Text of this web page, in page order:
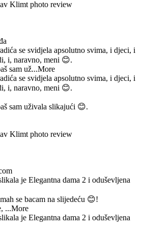
se svidjela apsolutno svima, i djeci, i
i, naravno, meni 😊.
sam už...More
se svidjela apsolutno svima, i djeci, i
i, naravno, meni 😊.
sam uživala slikajući 😊.
je Elegantna dama 2 i oduševljena
se bacam na slijedeću 😊!
...More
je Elegantna dama 2 i oduševljena